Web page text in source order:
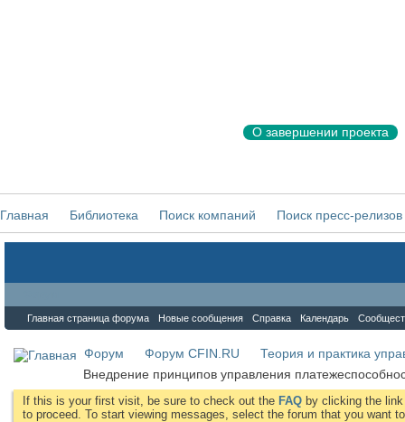
О завершении проекта
Главная Библиотека Поиск компаний Поиск пресс-релизов
Главная страница форума Новые сообщения Справка Календарь
Форум Форум CFIN.RU
Теория и практика
Внедрение принципов управления
If this is your first visit, be sure to check out the FAQ by clicking the
to proceed. To start viewing messages, select the forum that you want